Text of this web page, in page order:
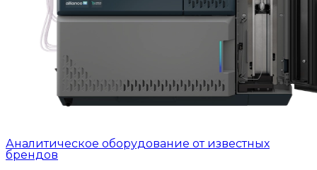
Аналитическое оборудование от известных
брендов